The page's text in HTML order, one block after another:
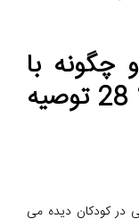
چگونه با
كودك ناروان رفتار كنیم ؟ 28 توصیه
گفتار معمولا در سنین 5-2 سالگی در كودكان دیده می